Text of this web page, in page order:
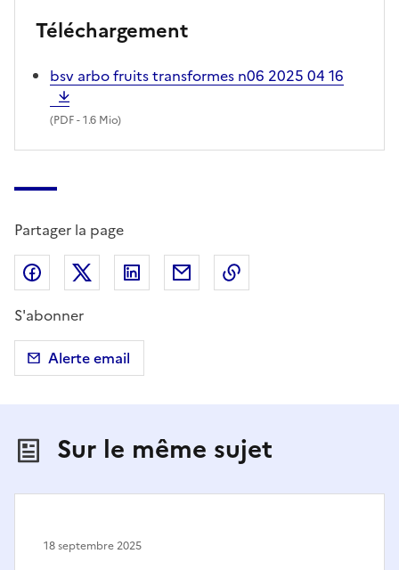
Téléchargement
bsv arbo fruits transformes n06 2025 04 16
(PDF- 1.6 Mio)
Partager la page
Partager sur Facebook
Partager sur X (anciennement Twitter)
Partager sur LinkedIn
Partager par email
S'abonner
Alerte email
Sur le même sujet
18 septembre 2025